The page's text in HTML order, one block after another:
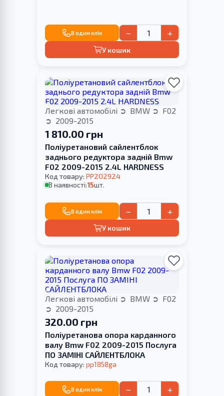
В один клік − +
У кошик
Легкові автомобілі BMW
F02
2009-2015
1 810.00 грн
Поліуретановий сайлентблок
заднього редуктора задній Bmw
F02 2009-2015 2.4L HARDNESS
Код товару: PP202924
В наявності:15шт.
В один клік − +
У кошик
Легкові автомобілі BMW
F02
2009-2015
320.00 грн
Поліуретанова опора карданного
валу Bmw F02 2009-2015 Послуга
ПО ЗАМІНІ САЙЛЕНТБЛОКА
Код товару: pp1858ga
В один клік − +